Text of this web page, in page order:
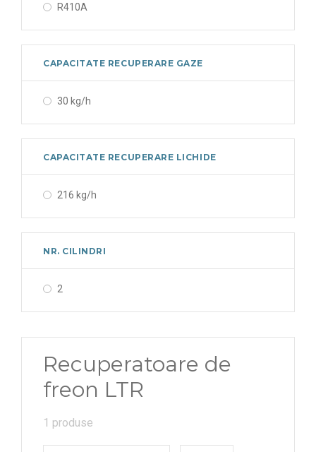
R410A
CAPACITATE RECUPERARE GAZE
30 kg/h
CAPACITATE RECUPERARE LICHIDE
216 kg/h
NR. CILINDRI
2
Recuperatoare de
freon LTR
1 produse